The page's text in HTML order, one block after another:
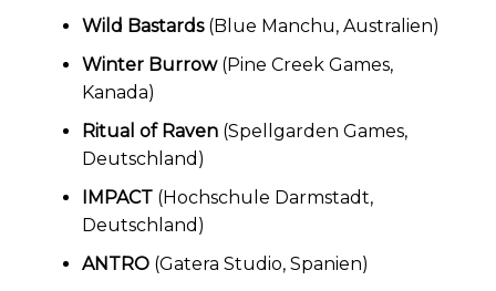
Wild Bastards(Blue Manchu, Australien)
Winter Burrow(Pine Creek Games,
Kanada)
Ritual of Raven(Spellgarden Games,
Deutschland)
IMPACT(Hochschule Darmstadt,
Deutschland)
ANTRO(Gatera Studio, Spanien)